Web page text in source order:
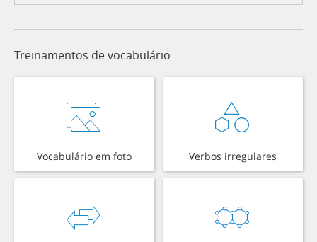
Treinamentos de vocabulário
Vocabulário em foto Verbos irregulares